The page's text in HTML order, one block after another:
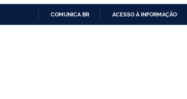
COMUNICA BR ACESSO À INFORMAÇÃO